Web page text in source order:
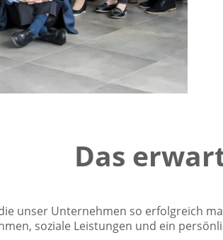
Das
unser Unternehmen so erfolgreich
soziale Leistungen und ein